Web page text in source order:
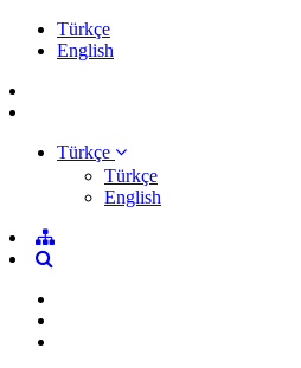
Türkçe
English
Türkçe
Türkçe
English